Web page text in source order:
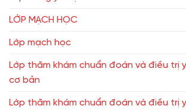
LỚP MẠCH HỌC
Lớp mạch học
Lớp thăm khám chuẩn đoán và điều trị
cơ bản
Lớp thăm khám chuẩn đoán và điều trị